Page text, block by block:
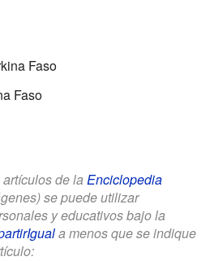
Faso
Faso
de la Enciclopedia
se puede utilizar
y educativos bajo la
a menos que se indique